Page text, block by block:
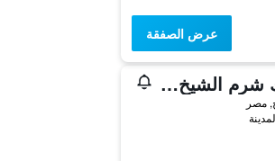
عرض الصفقة
منتجع موفنبيك شرم الشيخ خليج نعمة